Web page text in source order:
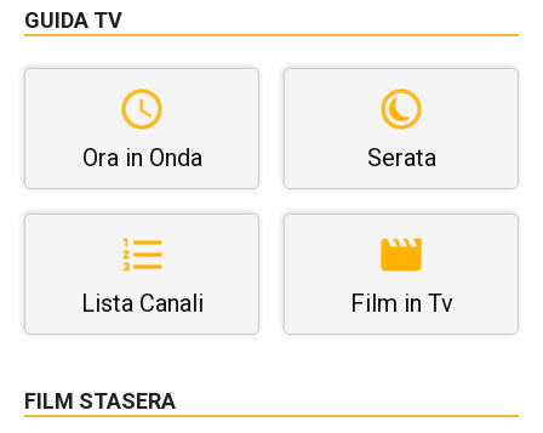
GUIDA TV
Ora in Onda Serata
Lista Canali Film in Tv
FILM STASERA